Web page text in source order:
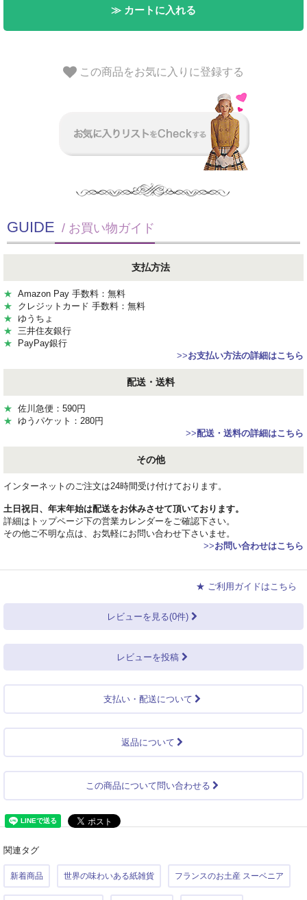
≫ カートに入れる
この商品をお気に入りに登録する
GUIDE / お買い物ガイド
支払方法
★ Amazon Pay 手数料：無料
★ クレジットカード 手数料：無料
★ ゆうちょ
★ 三井住友銀行
★ PayPay銀行
>>お支払い方法の詳細はこちら
配送・送料
★ 佐川急便：590円
★ ゆうパケット：280円
>>配送・送料の詳細はこちら
その他
インターネットのご注文は24時間受け付けております。
土日祝日、年末年始は配送をお休みさせて頂いております。
詳細はトップページ下の営業カレンダーをご確認下さい。
その他ご不明な点は、お気軽にお問い合わせ下さいませ。
>>お問い合わせはこちら
★ ご利用ガイドはこちら
レビューを見る(0件)
レビューを投稿
支払い・配送について
返品について
この商品について問い合わせる
関連タグ
新着商品 世界の味わいある紙雑貨 フランスのお土産 スーベニア